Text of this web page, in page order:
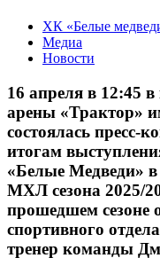
ХК «Белые
Медиа
Новости
16 апреля в 12:45
арены «Трактор»
состоялась пресс-
итогам
«Белые Медведи»
МХЛ сезона 2025/
прошедшем сезоне
спортивного
тренер команды